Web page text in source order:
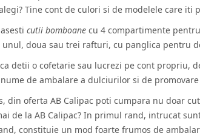
Tine cont de culori si de modelele care iti
cutii bomboane cu 4 compartimente
unul, doua sau trei rafturi, cu panglica pentru
detii o cofetarie sau lucrezi pe cont propriu,
de ambalare a dulciurilor si de promovare
din oferta AB Calipac poti cumpara nu doar
de la AB Calipac? In primul rand, intrucat
constituie un mod foarte frumos de